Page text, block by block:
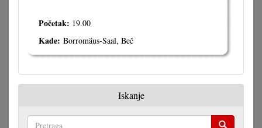
Početak: 19.00
Kade: Borromäus-Saal, Beč
Iskanje